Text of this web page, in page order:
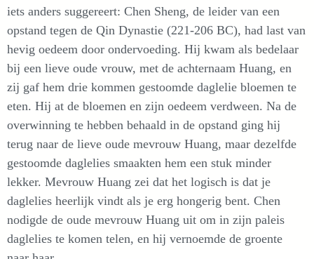
iets anders suggereert: Chen Sheng, de leider van een
opstand tegen de Qin Dynastie (221-206 BC), had last van
hevig oedeem door ondervoeding. Hij kwam als bedelaar
bij een lieve oude vrouw, met de achternaam Huang, en
zij gaf hem drie kommen gestoomde daglelie bloemen te
eten. Hij at de bloemen en zijn oedeem verdween. Na de
overwinning te hebben behaald in de opstand ging hij
terug naar de lieve oude mevrouw Huang, maar dezelfde
gestoomde daglelies smaakten hem een stuk minder
lekker. Mevrouw Huang zei dat het logisch is dat je
daglelies heerlijk vindt als je erg hongerig bent. Chen
nodigde de oude mevrouw Huang uit om in zijn paleis
daglelies te komen telen, en hij vernoemde de groente